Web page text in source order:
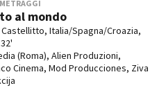
al mondo
Italia/Spagna/Croazia,
(Roma), Alien Produzioni,
Cinema, Mod Producciones, Ziva